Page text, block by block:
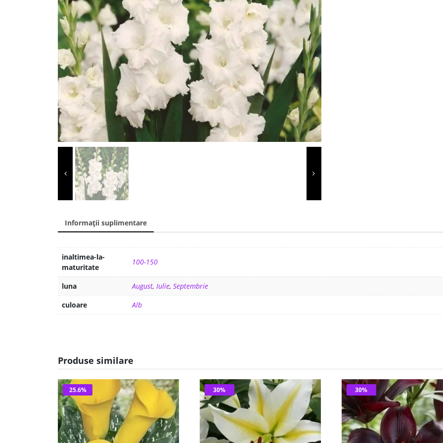
Informații suplimentare
inaltimea-la-
maturitate
100-150
luna August, Iulie, Septembrie
culoare
Alb
Produse similare
25.6% 30% 30%